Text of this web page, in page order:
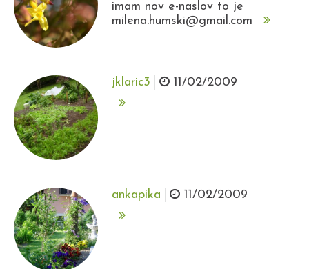
imam nov e-naslov to je
milena.humski@gmail.com
jklaric3 11/02/2009
ankapika 11/02/2009